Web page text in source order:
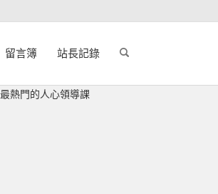
留言簿 站長記錄
熱門的人心領導課